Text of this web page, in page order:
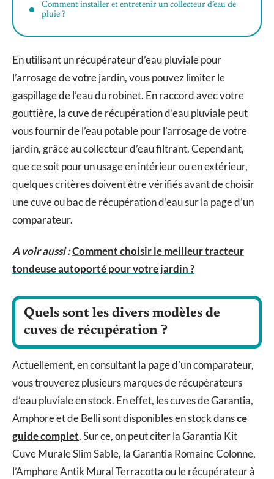
Comment installer et entretenir un collecteur d’eau de
pluie ?
En utilisant un récupérateur d’eau pluviale pour
l’arrosage de votre jardin, vous pouvez limiter le
gaspillage de l’eau du robinet. En raccord avec votre
gouttière, la cuve de récupération d’eau pluviale peut
vous fournir de l’eau potable pour l’arrosage de votre
jardin, grâce au collecteur d’eau filtrant. Cependant,
que ce soit pour un usage en intérieur ou en extérieur,
quelques critères doivent être vérifiés avant de choisir
une cuve ou bac de récupération d’eau sur la page d’un
comparateur.
A voir aussi :Comment choisir le meilleur tracteur
tondeuse autoporté pour votre jardin ?
Quels sont les divers modèles de
cuves de récupération ?
Actuellement, en consultant la page d’un comparateur,
vous trouverez plusieurs marques de récupérateurs
d’eau pluviale en stock. En effet, les cuves de Garantia,
Amphore et de Belli sont disponibles en stock dansce
guide complet. Sur ce, on peut citer la Garantia Kit
Cuve Murale Slim Sable, la Garantia Romaine Colonne,
l’Amphore Antik Mural Terracotta ou le récupérateur à